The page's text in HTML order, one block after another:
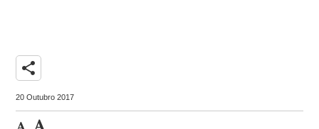
share
20 Outubro 2017